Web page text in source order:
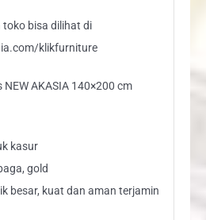
bisa dilihat di
klikfurniture
NEW AKASIA 140×200 cm
kasur
gold
besar, kuat dan aman terjamin